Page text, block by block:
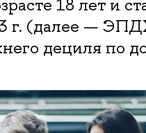
18 лет и
г. (далее —
дециля по